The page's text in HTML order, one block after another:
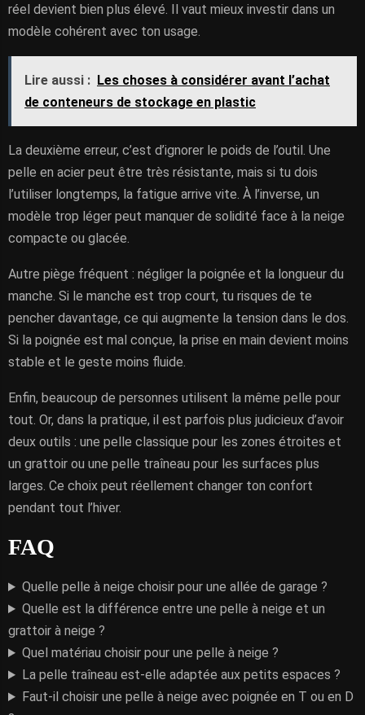
réel devient bien plus élevé. Il vaut mieux investir dans un
modèle cohérent avec ton usage.
Lire aussi : Les choses à considérer avant l’achat
de conteneurs de stockage en plastic
La deuxième erreur, c’est d’ignorer le poids de l’outil. Une
pelle en acier peut être très résistante, mais si tu dois
l’utiliser longtemps, la fatigue arrive vite. À l’inverse, un
modèle trop léger peut manquer de solidité face à la neige
compacte ou glacée.
Autre piège fréquent : négliger la poignée et la longueur du
manche. Si le manche est trop court, tu risques de te
pencher davantage, ce qui augmente la tension dans le dos.
Si la poignée est mal conçue, la prise en main devient moins
stable et le geste moins fluide.
Enfin, beaucoup de personnes utilisent la même pelle pour
tout. Or, dans la pratique, il est parfois plus judicieux d’avoir
deux outils : une pelle classique pour les zones étroites et
un grattoir ou une pelle traîneau pour les surfaces plus
larges. Ce choix peut réellement changer ton confort
pendant tout l’hiver.
FAQ
Quelle pelle à neige choisir pour une allée de garage ?
Quelle est la différence entre une pelle à neige et un
grattoir à neige ?
Quel matériau choisir pour une pelle à neige ?
La pelle traîneau est-elle adaptée aux petits espaces ?
Faut-il choisir une pelle à neige avec poignée en T ou en D